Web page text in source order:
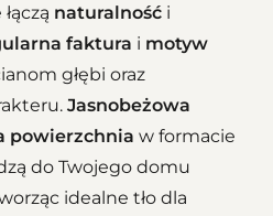
naturalność i
faktura i motyw
głębi oraz
Jasnobeżowa
powierzchnia w formacie
do Twojego domu
idealne tło dla